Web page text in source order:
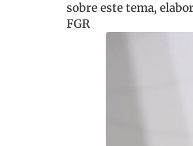
sobre este tema,
FGR